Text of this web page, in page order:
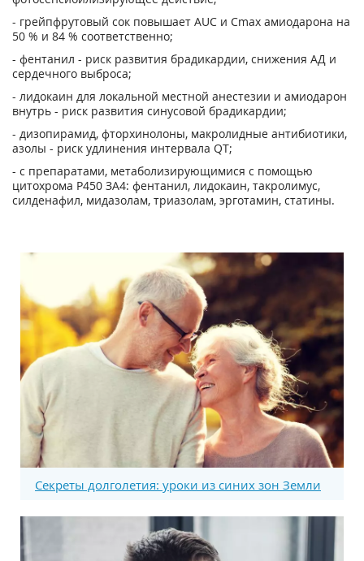
- грейпфрутовый сок повышает AUC и Сmах амиодарона на
50 % и 84 % соответственно;
- фентанил - риск развития брадикардии, снижения АД и
сердечного выброса;
- лидокаин для локальной местной анестезии и амиодарон
внутрь - риск развития синусовой брадикардии;
- дизопирамид, фторхинолоны, макролидные антибиотики,
азолы - риск удлинения интервала QT;
- с препаратами, метаболизирующимися с помощью
цитохрома Р450 ЗА4: фентанил, лидокаин, такролимус,
силденафил, мидазолам, триазолам, эрготамин, статины.
Секреты долголетия: уроки из синих зон Земли